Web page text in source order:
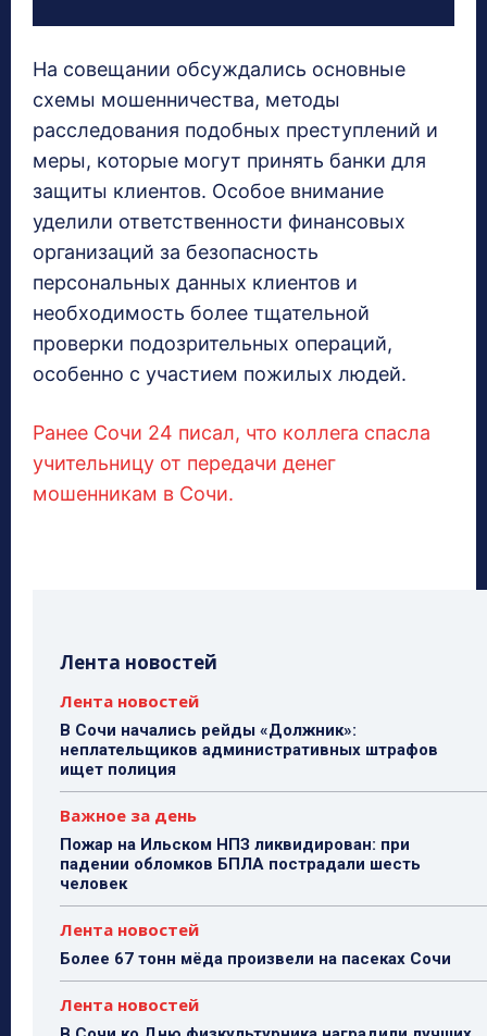
На совещании обсуждались основные
схемы мошенничества, методы
расследования подобных преступлений и
меры, которые могут принять банки для
защиты клиентов. Особое внимание
уделили ответственности финансовых
организаций за безопасность
персональных данных клиентов и
необходимость более тщательной
проверки подозрительных операций,
особенно с участием пожилых людей.
Ранее Сочи 24 писал, что коллега спасла
учительницу от передачи денег
мошенникам в Сочи.
Лента новостей
Лента новостей
В Сочи начались рейды «Должник»:
неплательщиков административных штрафов
ищет полиция
Важное за день
Пожар на Ильском НПЗ ликвидирован: при
падении обломков БПЛА пострадали шесть
человек
Лента новостей
Более 67 тонн мёда произвели на пасеках Сочи
Лента новостей